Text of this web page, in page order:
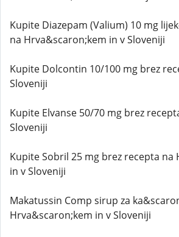
Kupite Diazepam (Valium) 10 mg
na Hrva&scaron;kem in v Sloveniji
Kupite Dolcontin 10/100 mg brez
Sloveniji
Kupite Elvanse 50/70 mg brez
Sloveniji
Kupite Sobril 25 mg brez recepta na
in v Sloveniji
Makatussin Comp sirup za
Hrva&scaron;kem in v Sloveniji